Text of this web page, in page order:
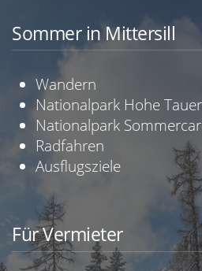
Sommer in Mittersill
Wandern
Nationalpark Hohe
Nationalpark
Radfahren
Ausflugsziele
Für Vermieter